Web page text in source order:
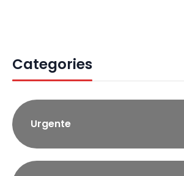
Categories
Urgente